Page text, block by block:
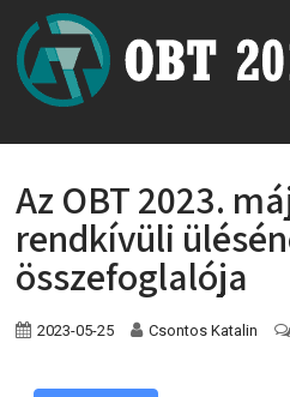
Az OBT 2023.
rendkívüli
összefoglalója
2023-05-25 Csontos Katalin